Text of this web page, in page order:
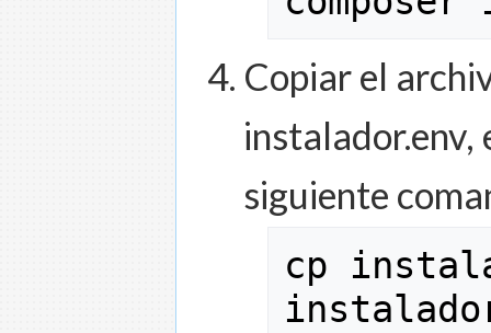
Copiar el
instalador.env,
siguiente
cp